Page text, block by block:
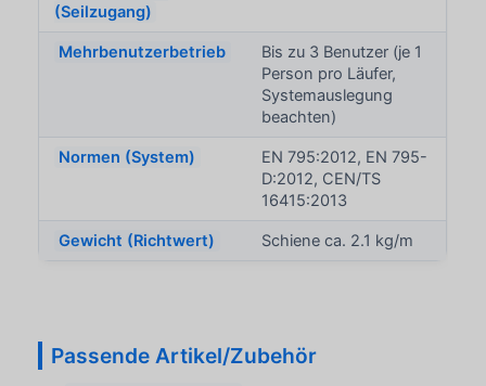
(Seilzugang)
Mehrbenutzerbetrieb
Bis zu 3 Benutzer (je 1
Person pro Läufer,
Systemauslegung
beachten)
Normen (System)
EN 795:2012, EN 795-
D:2012, CEN/TS
16415:2013
Gewicht (Richtwert) Schiene ca. 2.1 kg/m
Passende Artikel/Zubehör